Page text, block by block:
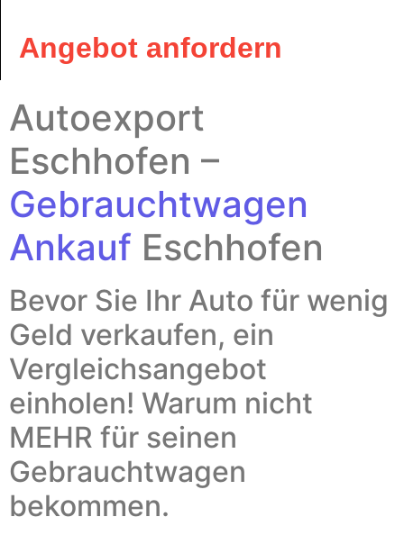
Angebot anfordern
Autoexport
Eschhofen –
Gebrauchtwagen
Ankauf Eschhofen
Bevor Sie Ihr Auto für wenig
Geld verkaufen, ein
Vergleichsangebot
einholen! Warum nicht
MEHR für seinen
Gebrauchtwagen
bekommen.